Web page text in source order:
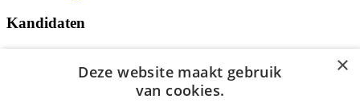
Kandidaten
Vacatures
Over Vacatures Overheid Online
×
Deze website maakt gebruik
van cookies.